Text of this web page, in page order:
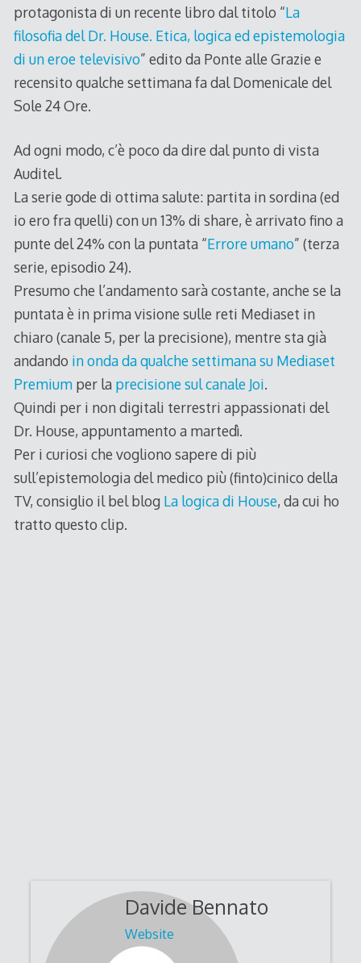
protagonista di un recente libro dal titolo “La
filosofia del Dr. House. Etica, logica ed epistemologia
di un eroe televisivo” edito da Ponte alle Grazie e
recensito qualche settimana fa dal Domenicale del
Sole 24 Ore.
Ad ogni modo, c’è poco da dire dal punto di vista
Auditel.
La serie gode di ottima salute: partita in sordina (ed
io ero fra quelli) con un 13% di share, è arrivato fino a
punte del 24% con la puntata “Errore umano” (terza
serie, episodio 24).
Presumo che l’andamento sarà costante, anche se la
puntata è in prima visione sulle reti Mediaset in
chiaro (canale 5, per la precisione), mentre sta già
andando in onda da qualche settimana su Mediaset
Premiumper la precisione sul canale Joi.
Quindi per i non digitali terrestri appassionati del
Dr. House, appuntamento a martedì.
Per i curiosi che vogliono sapere di più
sull’epistemologia del medico più (finto)cinico della
TV, consiglio il bel blog La logica di House, da cui ho
tratto questo clip.
Davide Bennato
Website